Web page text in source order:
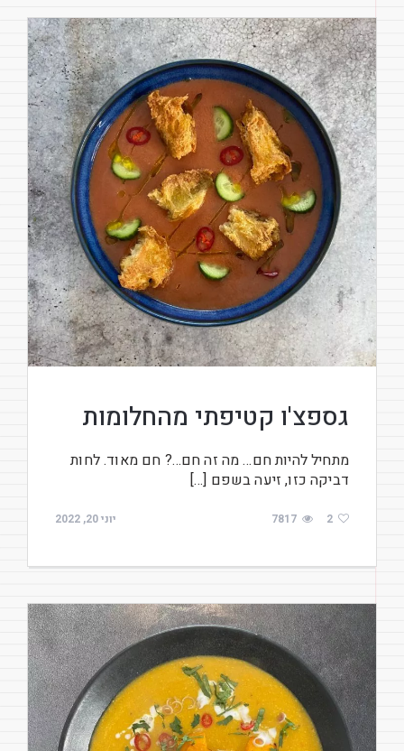
גספצ'ו קטיפתי מהחלומות
מתחיל להיות חם… מה זה חם…? חם מאוד. לחות
דביקה כזו, זיעה בשפם […]
יוני 20, 2022 7817 2